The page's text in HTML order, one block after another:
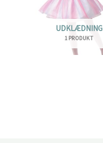
UDKLÆDNING
1 PRODUKT